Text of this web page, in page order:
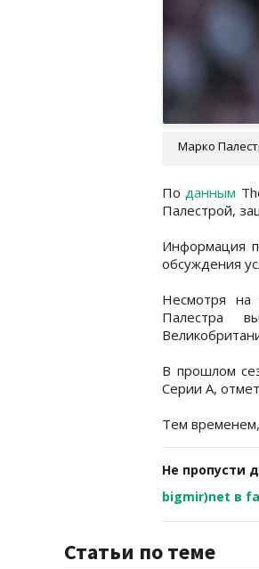
Марко
По данным
Палестрой,
Информация
обсуждения
Несмотря на
Палестра
В прошлом
Серии А,
Тем
Не пропусти
bigmir)net в
Статьи по теме